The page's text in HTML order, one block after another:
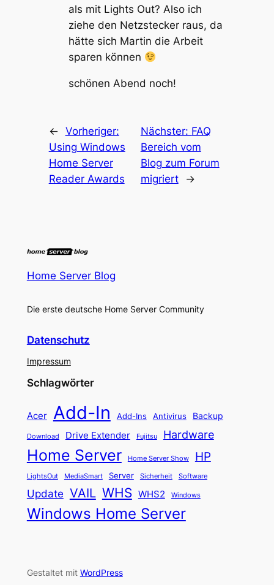
als mit Lights Out? Also ich
ziehe den Netzstecker raus, da
hätte sich Martin die Arbeit
sparen können
schönen Abend noch!
← Vorheriger:
Using Windows
Home Server
Reader Awards
Nächster: FAQ
Bereich vom
Blog zum Forum
migriert
→
Home Server Blog
Die erste deutsche Home Server Community
Datenschutz
Impressum
Schlagwörter
Acer Add-In Add-Ins Antivirus Backup
Download Drive Extender Fujitsu Hardware
Home Server Home Server Show HP
LightsOut MediaSmart Server Sicherheit Software
Update VAIL WHS WHS2 Windows
Windows Home Server
Gestaltet mit WordPress